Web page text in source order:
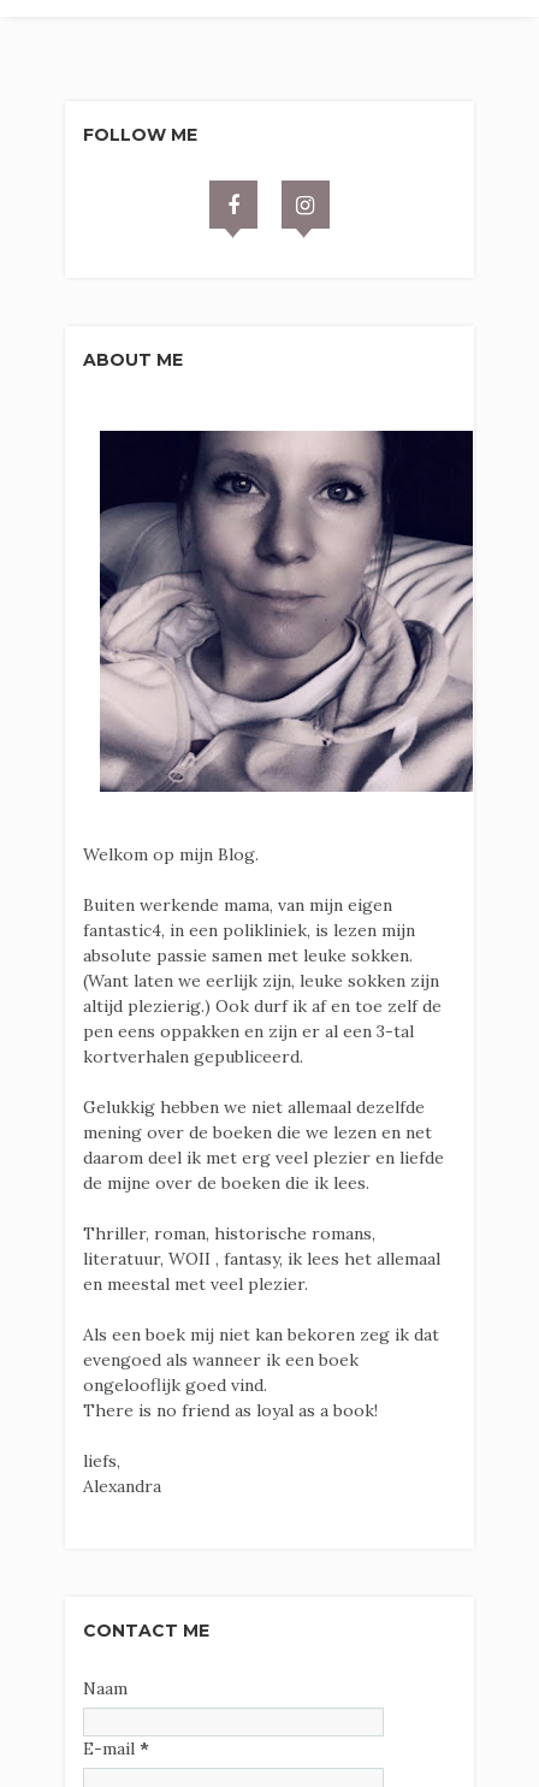
FOLLOW ME
ABOUT ME
Welkom op mijn Blog.
Buiten werkende mama, van mijn eigen
fantastic4, in een polikliniek, is lezen mijn
absolute passie samen met leuke sokken.
(Want laten we eerlijk zijn, leuke sokken zijn
altijd plezierig.) Ook durf ik af en toe zelf de
pen eens oppakken en zijn er al een 3-tal
kortverhalen gepubliceerd.
Gelukkig hebben we niet allemaal dezelfde
mening over de boeken die we lezen en net
daarom deel ik met erg veel plezier en liefde
de mijne over de boeken die ik lees.
Thriller, roman, historische romans,
literatuur, WOII , fantasy, ik lees het allemaal
en meestal met veel plezier.
Als een boek mij niet kan bekoren zeg ik dat
evengoed als wanneer ik een boek
ongelooflijk goed vind.
There is no friend as loyal as a book!
liefs,
Alexandra
CONTACT ME
Naam
E-mail *